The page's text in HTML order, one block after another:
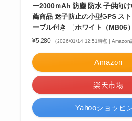
ー2000ｍAh 防塵 防水 子供向
薦商品 迷子防止の小型GPS ス
ーブル付き ［ホワイト（MB06）
¥5,280 （2026/01/14 12:51時点 | Amazon
Amazon
楽天市場
Yahooショッピ